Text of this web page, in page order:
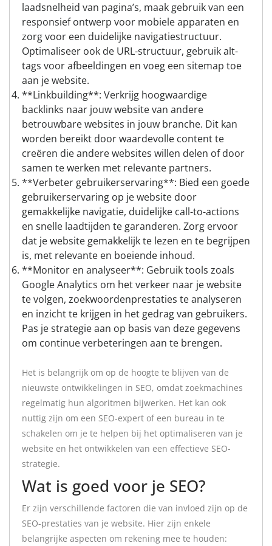
laadsnelheid van pagina’s, maak gebruik van een
responsief ontwerp voor mobiele apparaten en
zorg voor een duidelijke navigatiestructuur.
Optimaliseer ook de URL-structuur, gebruik alt-
tags voor afbeeldingen en voeg een sitemap toe
aan je website.
**Linkbuilding**: Verkrijg hoogwaardige
backlinks naar jouw website van andere
betrouwbare websites in jouw branche. Dit kan
worden bereikt door waardevolle content te
creëren die andere websites willen delen of door
samen te werken met relevante partners.
**Verbeter gebruikerservaring**: Bied een goede
gebruikerservaring op je website door
gemakkelijke navigatie, duidelijke call-to-actions
en snelle laadtijden te garanderen. Zorg ervoor
dat je website gemakkelijk te lezen en te begrijpen
is, met relevante en boeiende inhoud.
**Monitor en analyseer**: Gebruik tools zoals
Google Analytics om het verkeer naar je website
te volgen, zoekwoordenprestaties te analyseren
en inzicht te krijgen in het gedrag van gebruikers.
Pas je strategie aan op basis van deze gegevens
om continue verbeteringen aan te brengen.
Het is belangrijk om op de hoogte te blijven van de
nieuwste ontwikkelingen in SEO, omdat zoekmachines
regelmatig hun algoritmen bijwerken. Het kan ook
nuttig zijn om een SEO-expert of een bureau in te
schakelen om je te helpen bij het optimaliseren van je
website en het ontwikkelen van een effectieve SEO-
strategie.
Wat is goed voor je SEO?
Er zijn verschillende factoren die van invloed zijn op de
SEO-prestaties van je website. Hier zijn enkele
belangrijke aspecten om rekening mee te houden: